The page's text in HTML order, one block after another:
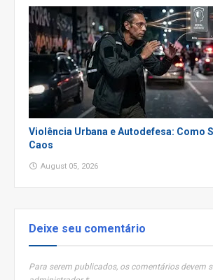
Violência Urbana e Autodefesa: Como
Caos
August 05, 2026
Deixe seu comentário
Para serem publicados, os comentários devem